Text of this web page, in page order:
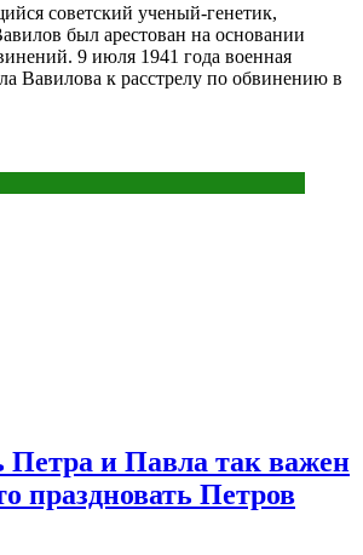
советский ученый-генетик,
был арестован на основании
9 июля 1941 года военная
Вавилова к расстрелу по обвинению в
и Павла так важен
праздновать Петров